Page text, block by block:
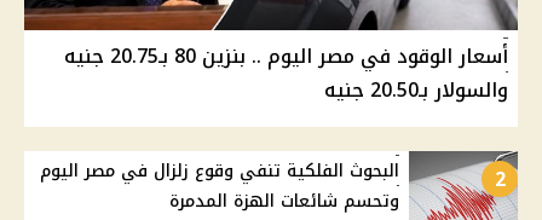
أسعار الوقود في مصر اليوم .. بنزين 80 بـ20.75 جنيه
والسولار بـ20.50 جنيه
2
البحوث الفلكية تنفي وقوع زلزال في مصر اليوم
وتحسم شائعات الهزة المدمرة